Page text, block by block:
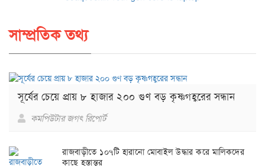
সাম্প্রতিক তথ্য
সূর্যের চেয়ে প্রায় ৮ হাজার ২০০ গুণ বড় কৃষ্ণগহ্বরের সন্ধান
কমপিউটার জগৎ রিপোর্ট
রাজবাড়ীতে ১০৭টি হারানো মোবাইল উদ্ধার করে মালিকদের
কাছে হস্তান্তর